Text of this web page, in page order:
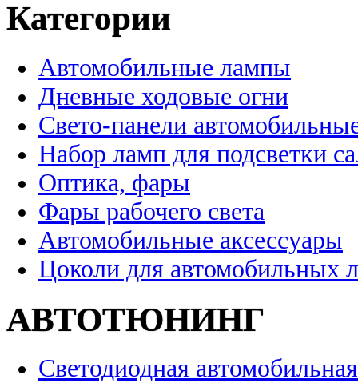
Категории
Автомобильные лампы
Дневные ходовые огни
Свето-панели
Набор ламп для подсветки
Оптика, фары
Фары рабочего света
Автомобильные аксессуары
Цоколи для автомобильных
АВТОТЮНИНГ
Светодиодная